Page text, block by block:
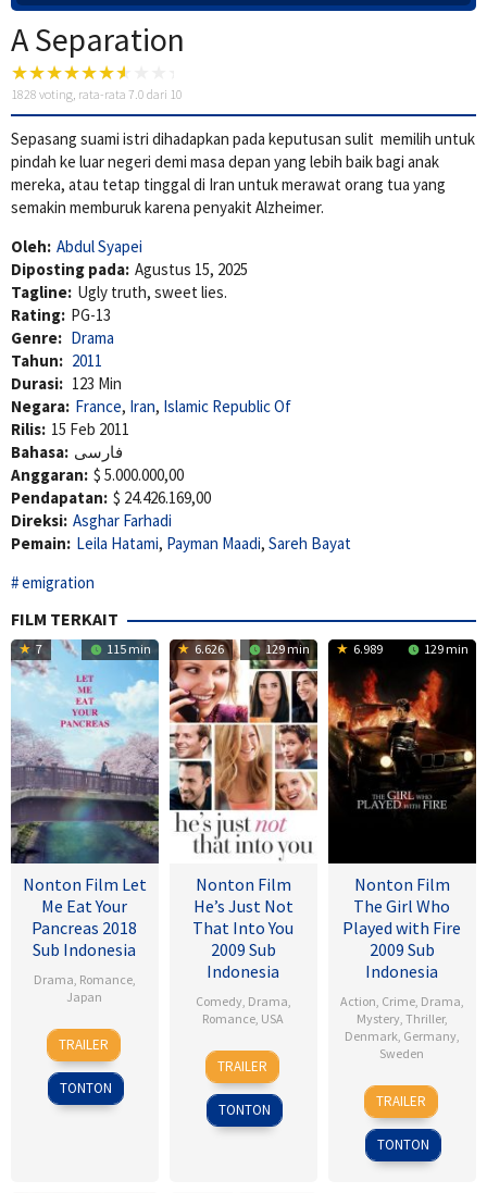
A Separation
1828 voting, rata-rata 7.0 dari 10
Sepasang suami istri dihadapkan pada keputusan sulit memilih untuk
pindah ke luar negeri demi masa depan yang lebih baik bagi anak
mereka, atau tetap tinggal di Iran untuk merawat orang tua yang
semakin memburuk karena penyakit Alzheimer.
Oleh: Abdul Syapei
Diposting pada: Agustus 15, 2025
Tagline: Ugly truth, sweet lies.
Rating: PG-13
Genre: Drama
Tahun: 2011
Durasi: 123 Min
Negara: France, Iran, Islamic Republic Of
Rilis: 15 Feb 2011
Bahasa: فارسی
Anggaran: $ 5.000.000,00
Pendapatan: $ 24.426.169,00
Direksi: Asghar Farhadi
Pemain: Leila Hatami, Payman Maadi, Sareh Bayat
emigration
FILM TERKAIT
7 115 min
Nonton Film Let
Me Eat Your
Pancreas 2018
Sub Indonesia
Drama, Romance,
Japan
28
Jul
2017
Sho
Tsukikawa
TRAILER
TONTON
6.626 129 min
Nonton Film
He’s Just Not
That Into You
2009 Sub
Indonesia
Comedy, Drama,
Romance, USA
6
Feb
2009
Ken
Kwapis
TRAILER
TONTON
6.989 129 min
Nonton Film
The Girl Who
Played with Fire
2009 Sub
Indonesia
Action, Crime, Drama,
Mystery, Thriller,
Denmark, Germany,
Sweden
18
Sep
2009
Daniel
Alfredson
TRAILER
TONTON